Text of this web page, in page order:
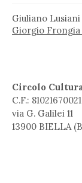
Giuliano Lusiani
Giorgio
Circolo
C.F.: 81021670021
via G. Galilei 11
13900 BIELLA